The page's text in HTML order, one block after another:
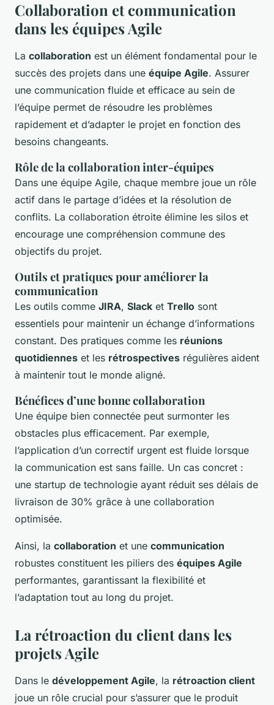
Collaboration et communication
dans les équipes Agile
La collaboration est un élément fondamental pour le
succès des projets dans une équipe Agile. Assurer
une communication fluide et efficace au sein de
l’équipe permet de résoudre les problèmes
rapidement et d’adapter le projet en fonction des
besoins changeants.
Rôle de la collaboration inter-équipes
Dans une équipe Agile, chaque membre joue un rôle
actif dans le partage d’idées et la résolution de
conflits. La collaboration étroite élimine les silos et
encourage une compréhension commune des
objectifs du projet.
Outils et pratiques pour améliorer la
communication
Les outils comme JIRA, Slack et Trello sont
essentiels pour maintenir un échange d’informations
constant. Des pratiques comme les réunions
quotidiennes et les rétrospectives régulières aident
à maintenir tout le monde aligné.
Bénéfices d’une bonne collaboration
Une équipe bien connectée peut surmonter les
obstacles plus efficacement. Par exemple,
l’application d’un correctif urgent est fluide lorsque
la communication est sans faille. Un cas concret :
une startup de technologie ayant réduit ses délais de
livraison de 30% grâce à une collaboration
optimisée.
Ainsi, la collaboration et une communication
robustes constituent les piliers des équipes Agile
performantes, garantissant la flexibilité et
l’adaptation tout au long du projet.
La rétroaction du client dans les
projets Agile
Dans le développement Agile, la rétroaction client
joue un rôle crucial pour s’assurer que le produit